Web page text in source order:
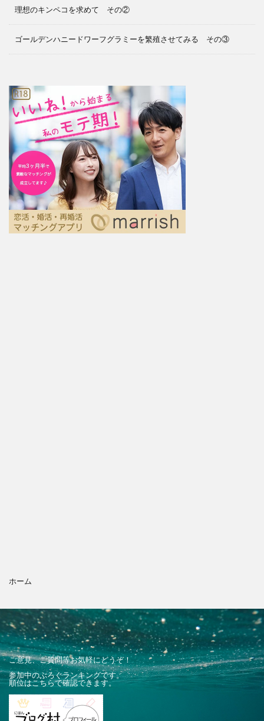
理想のキンペコを求めて その②
ゴールデンハニードワーフグラミーを繁殖させてみる その③
ホーム
ご意見、ご質問等お気軽にどうぞ！
参加中のぶろぐランキングです。
順位はこちらで確認できます。